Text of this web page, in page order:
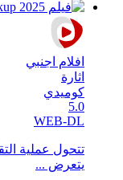
افلام اجنبي
اثارة
كوميدي
5.0
WEB-DL
تتحول عملية
يتعرض ...